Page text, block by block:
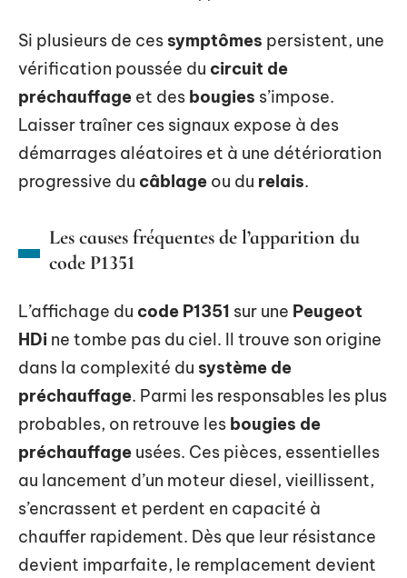
Si plusieurs de ces symptômes persistent, une
vérification poussée du circuit de
préchauffage et des bougies s’impose.
Laisser traîner ces signaux expose à des
démarrages aléatoires et à une détérioration
progressive du câblage ou du relais.
Les causes fréquentes de l’apparition du
code P1351
L’affichage du code P1351 sur une Peugeot
HDi ne tombe pas du ciel. Il trouve son origine
dans la complexité du système de
préchauffage. Parmi les responsables les plus
probables, on retrouve les bougies de
préchauffage usées. Ces pièces, essentielles
au lancement d’un moteur diesel, vieillissent,
s’encrassent et perdent en capacité à
chauffer rapidement. Dès que leur résistance
devient imparfaite, le remplacement devient